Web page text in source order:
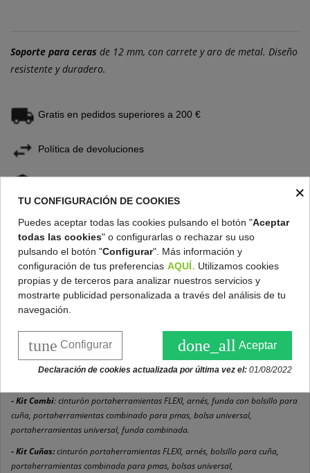
Soporte para ceras de 12 mm, con carrete y aro de metal. Diseño
resistente y duradero.
Gratis en pedidos superiores a 200 €
Política de devoluciones
DESCRIPCIÓN
DETALLES DEL PRODUCTO
Soporte para ceras
duradero.
cinturón portaherramientas FLEXI
es el accesorio indispensable de
cualquier usuario forestal. Esflexible y ergonómico, perfecto para llevar
- Kit Combi: cinturón portaherramientas FLEXI, arnés, funda con bolsillo para
cuña, portaherramientas combinado para pmas, bolsa universal,
portaherramientas universal, funda combinada.
- Kit Cuñas:cinturón portaherramientas FLEXI, arnés, bolsillo para cuña,
portaherramientas combinada para pmas, bolsas universal,
×
TU CONFIGURACIÓN DE COOKIES
Puedes aceptar todas las cookies pulsando el botón "Aceptar
todas las cookies" o configurarlas o rechazar su uso
pulsando el botón "Configurar". Más información y
configuración de tus preferencias AQUÍ
. Utilizamos cookies
propias y de terceros para analizar nuestros servicios y
mostrarte publicidad personalizada a través del análisis de tu
navegación.
done_all Aceptar
tune Configurar
Declaración de cookies actualizada por última vez el: 01/08/2022